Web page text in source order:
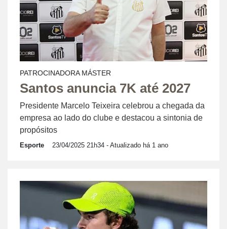
PATROCINADORA MÁSTER
Santos anuncia 7K até 2027
Presidente Marcelo Teixeira celebrou a chegada da
empresa ao lado do clube e destacou a sintonia de
propósitos
Esporte 23/04/2025 21h34 - Atualizado há 1 ano